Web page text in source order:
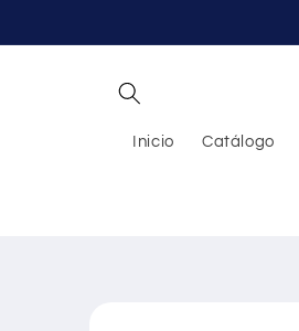
al contenido
Inicio Catálogo